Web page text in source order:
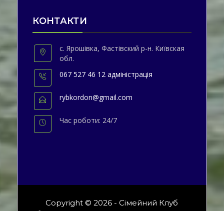
КОНТАКТИ
с. Ярошівка, Фастівский р-н. Київская
обл.
067 527 46 12 адміністрація
rybkordon@gmail.com
Час роботи: 24/7
Copyright © 2026 - Сімейний Клуб